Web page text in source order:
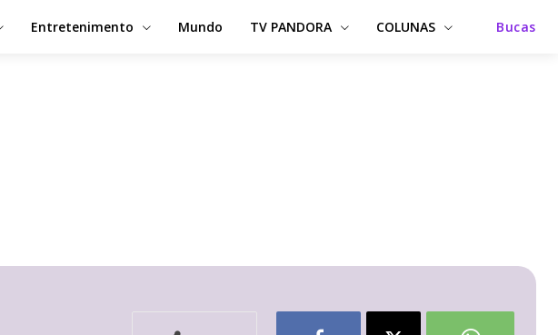
Entretenimento Mundo TV PANDORA COLUNAS Bucas